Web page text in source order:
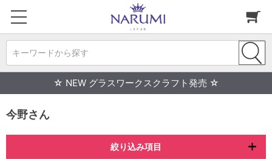
キーワードから探す
☆ NEW グラスワークスクラフト発売 ☆
今野さん
絞り込み項目